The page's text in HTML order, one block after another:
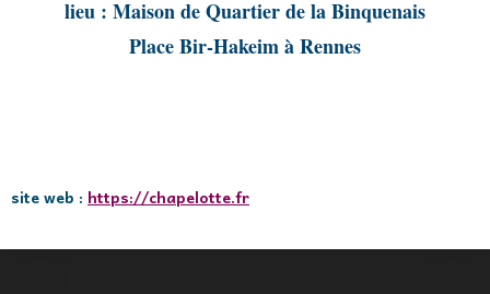
lieu : Maison de Quartier de la Binquenais
Place Bir-Hakeim à Rennes
site web : https://chapelotte.fr